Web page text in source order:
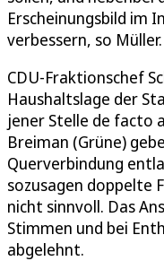
Erscheinungsbild im
verbessern, so Müller.
CDU-Fraktionschef
Haushaltslage der
jener Stelle de facto
Breiman (Grüne)
Querverbindung
sozusagen doppelte
nicht sinnvoll. Das
Stimmen und bei
abgelehnt.